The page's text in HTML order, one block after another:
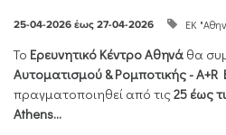
25-04-2026 έως 27-04-2026 ΕΚ
Το Ερευνητικό Κέντρο Αθηνά θα
Αυτοματισμού & Ρομποτικής - Α+R
πραγματοποιηθεί από τις25 έως
Athens...